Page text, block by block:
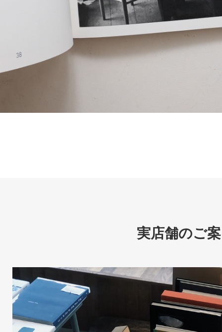
実店舗のご